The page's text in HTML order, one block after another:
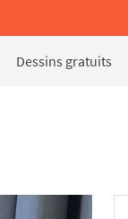
Dessins gratuits